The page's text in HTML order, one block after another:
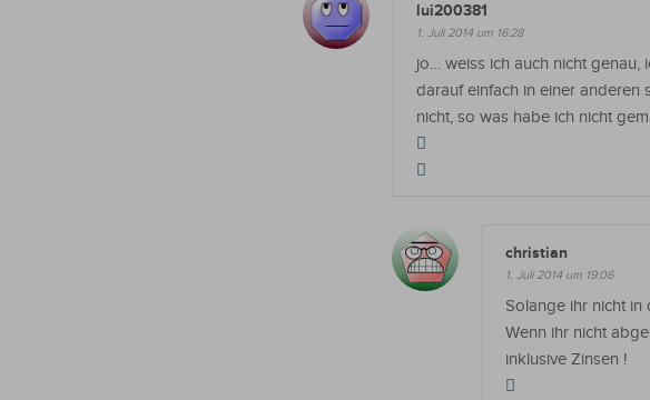
lui200381
1. Juli 2014 um 16:28
jo… weiss ich auch nicht genau,
darauf einfach in einer anderen
nicht, so was habe ich nicht
christian
1. Juli 2014 um 19:06
Solange ihr nicht
Wenn ihr nicht
inklusive Zinsen !